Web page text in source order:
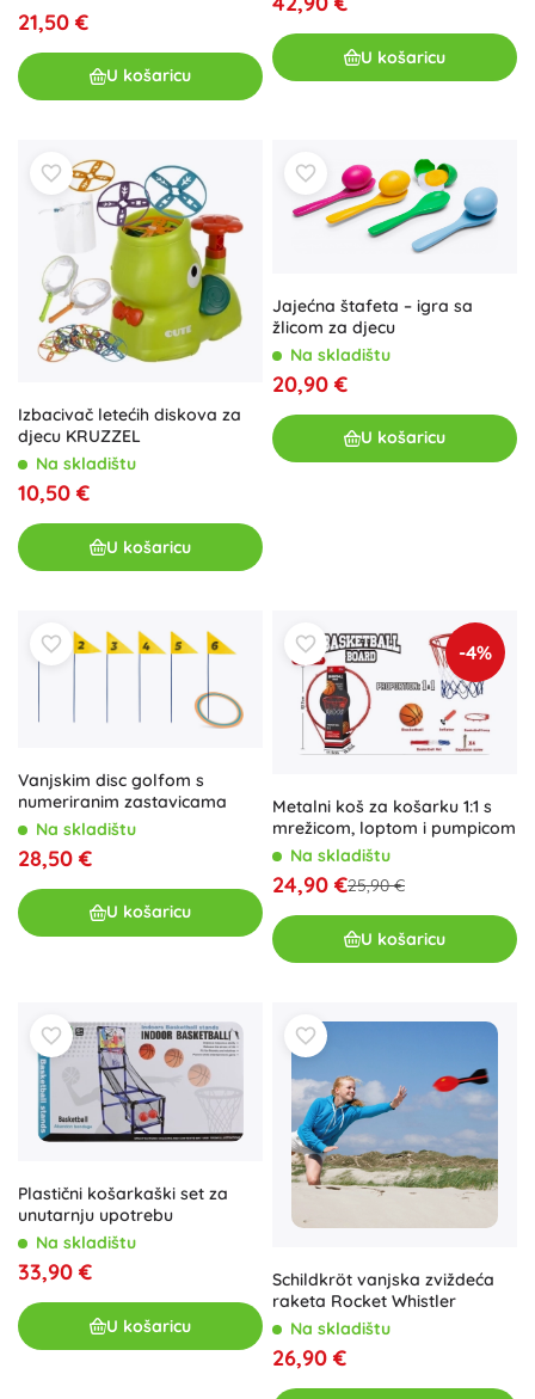
21,50 €
U košaricu
U košaricu
Izbacivač letećih diskova za
djecu KRUZZEL
Na skladištu
10,50 €
U košaricu
Jajećna štafeta – igra sa
žlicom za djecu
Na skladištu
20,90 €
U košaricu
Vanjskim disc golfom s
numeriranim zastavicama
Na skladištu
28,50 €
U košaricu
-4%
Metalni koš za košarku 1:1 s
mrežicom, loptom i pumpicom
Na skladištu
24,90 €25,90 €
U košaricu
Plastični košarkaški set za
unutarnju upotrebu
Na skladištu
33,90 €
U košaricu
Schildkröt vanjska zviždeća
raketa Rocket Whistler
Na skladištu
26,90 €